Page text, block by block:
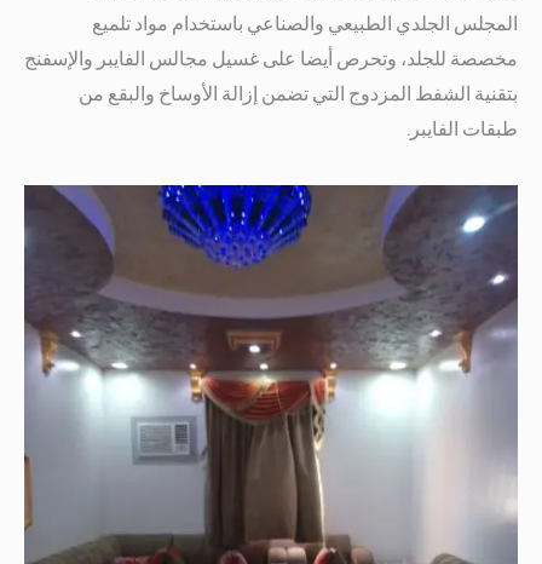
المجلس الجلدي الطبيعي والصناعي باستخدام مواد تلميع
مخصصة للجلد، وتحرص أيضا على غسيل مجالس الفايبر والإسفنج
بتقنية الشفط المزدوج التي تضمن إزالة الأوساخ والبقع من
طبقات الفايبر.